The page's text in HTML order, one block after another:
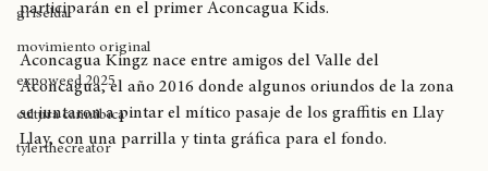
drumless
griselda
movimiento original
expoweed 2025
cultura cannábica
que habrán 10 pequeñas promesas del graffiti que
participarán en el primer Aconcagua Kids.
Aconcagua Kingz nace entre amigos del Valle del
Aconcagua, el año 2016 donde algunos oriundos de la zona
se juntaron a pintar el mítico pasaje de los graffitis en Llay